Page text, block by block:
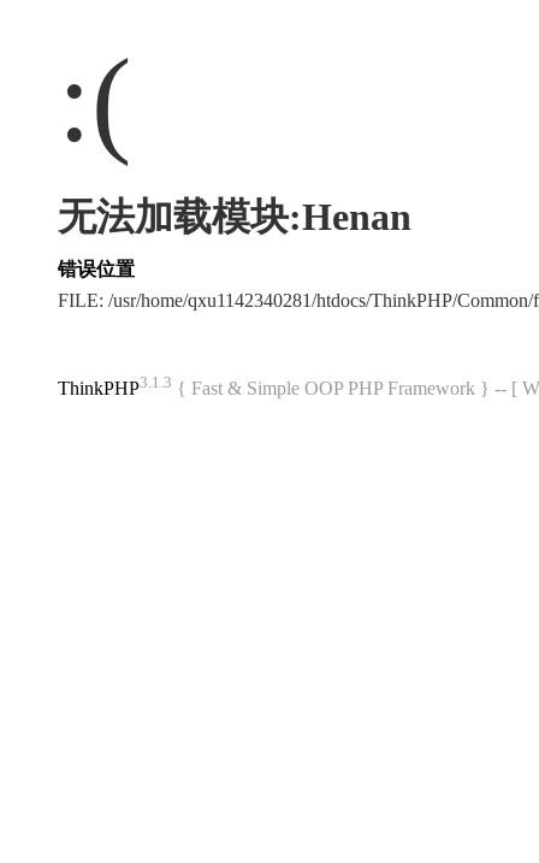
:(
无法加载模块:Henan
错误位置
FILE: /usr/home/qxu1142340281/htdocs/ThinkPHP/
ThinkPHP3.1.3 { Fast & Simple OOP PHP Framework } -- [